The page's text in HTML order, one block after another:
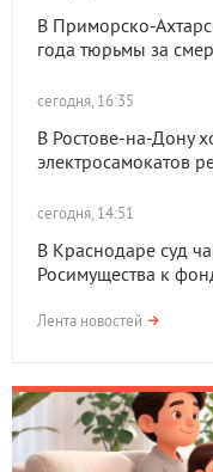
В Приморско-
года тюрьмы за
сегодня, 16:35
В Ростове-на-Дону
электросамокатов
сегодня, 14:51
В Краснодаре суд
Росимущества к
Лента новостей